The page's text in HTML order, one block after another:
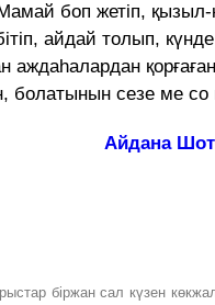
боп жетіп, қызыл-
айдай толып,
аждаһалардан
болатынын сезе ме со
Айдана
біржан сал күзен